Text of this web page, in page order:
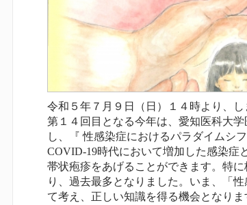
令和５年７月９日（日）１４時より、
第１４回目となる今年は、愛知医科大
し、『 性感染症におけるパラダイムシ
COVID-19時代において増加した感染症
帯状疱疹をあげることができます。特
り、過去最多となりました。いま、「
て考え、正しい知識を得る機会となり